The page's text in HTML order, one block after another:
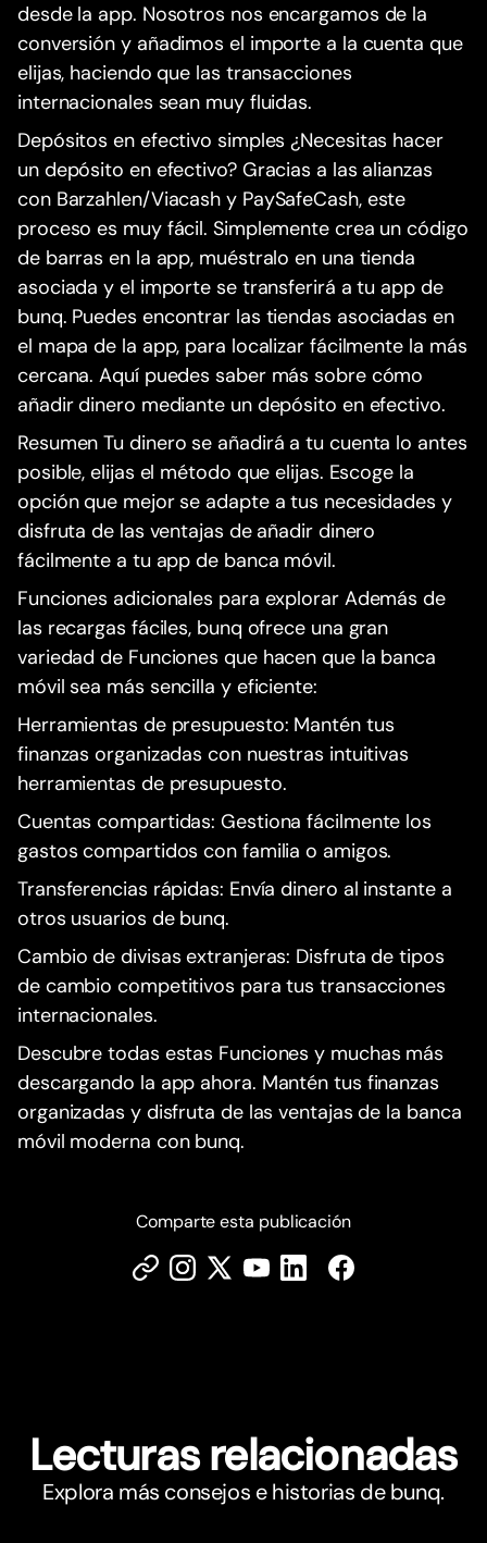
desde la app. Nosotros nos encargamos de la
conversión y añadimos el importe a la cuenta que
elijas, haciendo que las transacciones
internacionales sean muy fluidas.
Depósitos en efectivo simples ¿Necesitas hacer
un depósito en efectivo? Gracias a las alianzas
con Barzahlen/Viacash y PaySafeCash, este
proceso es muy fácil. Simplemente crea un código
de barras en la app, muéstralo en una tienda
asociada y el importe se transferirá a tu app de
bunq. Puedes encontrar las tiendas asociadas en
el mapa de la app, para localizar fácilmente la más
cercana. Aquí puedes saber más sobre cómo
añadir dinero mediante un depósito en efectivo.
Resumen Tu dinero se añadirá a tu cuenta lo antes
posible, elijas el método que elijas. Escoge la
opción que mejor se adapte a tus necesidades y
disfruta de las ventajas de añadir dinero
fácilmente a tu app de banca móvil.
Funciones adicionales para explorar Además de
las recargas fáciles, bunq ofrece una gran
variedad de Funciones que hacen que la banca
móvil sea más sencilla y eficiente:
Herramientas de presupuesto: Mantén tus
finanzas organizadas con nuestras intuitivas
herramientas de presupuesto.
Cuentas compartidas: Gestiona fácilmente los
gastos compartidos con familia o amigos.
Transferencias rápidas: Envía dinero al instante a
otros usuarios de bunq.
Cambio de divisas extranjeras: Disfruta de tipos
de cambio competitivos para tus transacciones
internacionales.
Descubre todas estas Funciones y muchas más
descargando la app ahora. Mantén tus finanzas
organizadas y disfruta de las ventajas de la banca
móvil moderna con bunq.
Comparte esta publicación
Lecturas relacionadas
Explora más consejos e historias de bunq.